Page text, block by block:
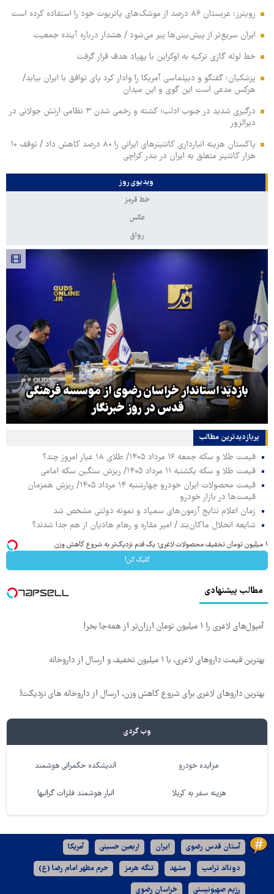
رویترز: عربستان ۸۶ درصد از موشک‌های پاتریوت خود را استفاده کرده است
ایران سریع‌تر از پیش‌بینی‌ها پیر می‌شود / هشدار درباره آینده جمعیت
خط لوله گازی ترکیه به اوکراین با پهپاد هدف قرار گرفت
پزشکیان: گفتگو و دیپلماسی آمریکا را وادار کرد پای توافق با ایران بیاید/
هرکس مدعی است این گوی و این میدان
درگیری شدید در جنوب ادلب؛ کشته و زخمی شدن ۳ نظامی ارتش جولانی در
دیرالزور
پاکستان هزینه انبارداری کانتینرهای ایرانی را ۸۰ درصد کاهش داد / توقف ۱۰
هزار کانتینر متعلق به ایران در بندر کراچی
ویدیوی روز
خط قرمز
عکس
رواق
بازدید استاندار خراسان رضوی از موسسه فرهنگی
قدس در روز خبرنگار
پربازدیدترین‌ مطالب
قیمت طلا و سکه جمعه ۱۶ مرداد ۱۴۰۵/ طلای ۱۸ عیار امروز چند؟
قیمت طلا و سکه یکشنبه ۱۱ مرداد ۱۴۰۵/ ریزش سنگین سکه امامی
قیمت محصولات ایران خودرو چهارشنبه ۱۴ مرداد ۱۴۰۵/ ریزش همزمان
قیمت‌ها در بازار خودرو
زمان اعلام نتایج آزمون‌های سمپاد و نمونه دولتی مشخص شد
شایعه انحلال ماکان‌بند / امیر مقاره و رهام هادیان از هم جدا شدند؟
۱ میلیون تومان تخفیف محصولات لاغری؛ یک قدم نزدیک‌تر به شروع کاهش وزن
کلیک کن!
مطالب پیشنهادی
آمپول‌های لاغری را ۱ میلیون تومان ارزان‌تر از همه‌جا بخر!
بهترین قیمت داروهای لاغری، با ۱ میلیون تخفیف و ارسال از داروخانه‌
بهترین داروهای لاغری برای شروع کاهش وزن، ارسال از داروخانه های نزدیکت!
وب گردی
مزایده خودرو اندیشکده حکمرانی هوشمند
هزینه سفر به کربلا انبار هوشمند فلزات گرانبها
آستان قدس رضوی ایران اربعین حسینی آمریکا
دونالد ترامپ مشهد تنگه هرمز حرم مطهر امام رضا (ع)
رژیم صهیونیستی خراسان رضوی